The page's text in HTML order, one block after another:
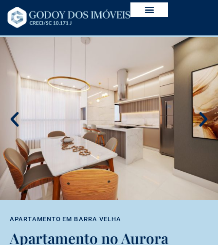
APARTAMENTO EM BARRA VELHA
Apartamento no Aurora